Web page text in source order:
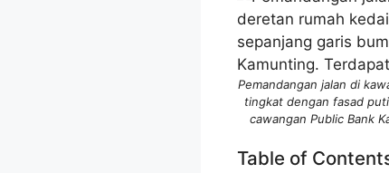
Pemandangan jalan di
tingkat dengan fasad
cawangan Public Bank
Table of